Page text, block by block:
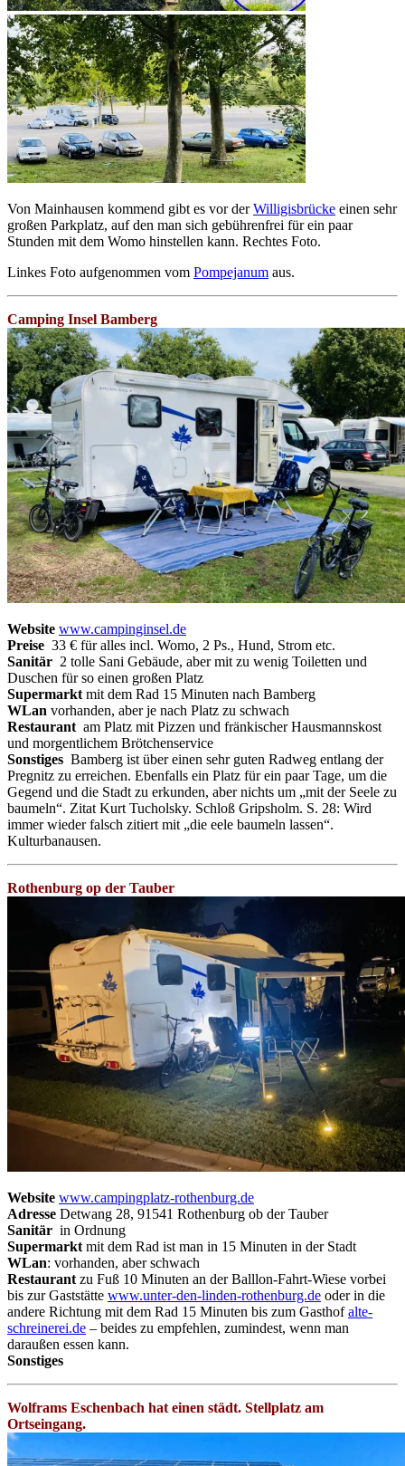
Von Mainhausen kommend gibt es vor derWilligisbrücke einen sehr
großen Parkplatz, auf den man sich gebührenfrei für ein paar
Stunden mit dem Womo hinstellen kann. Rechtes Foto.
Linkes Foto aufgenommen vom Pompejanum aus.
Camping Insel Bamberg
Website www.campinginsel.de
Preise 33 € für alles incl. Womo, 2 Ps., Hund, Strom etc.
Sanitär 2 tolle Sani Gebäude, aber mit zu wenig Toiletten und
Duschen für so einen großen Platz
Supermarktmit dem Rad 15 Minuten nach Bamberg
WLan vorhanden, aber je nach Platz zu schwach
Restaurant am Platz mit Pizzen und fränkischer Hausmannskost
und morgentlichem Brötchenservice
Sonstiges Bamberg ist über einen sehr guten Radweg entlang der
Pregnitz zu erreichen. Ebenfalls ein Platz für ein paar Tage, um die
Gegend und die Stadt zu erkunden, aber nichts um „mit der Seele zu
baumeln“. Zitat Kurt Tucholsky. Schloß Gripsholm. S. 28: Wird
immer wieder falsch zitiert mit „die eele baumeln lassen“.
Kulturbanausen.
Rothenburg op der Tauber
Website www.campingplatz-rothenburg.de
Adresse Detwang 28, 91541 Rothenburg ob der Tauber
Sanitär in Ordnung
Supermarktmit dem Rad ist man in 15 Minuten in der Stadt
WLan: vorhanden, aber schwach
Restaurantzu Fuß 10 Minuten an der Balllon-Fahrt-Wiese vorbei
bis zur Gaststätte www.unter-den-linden-rothenburg.de oder in die
andere Richtung mit dem Rad 15 Minuten bis zum Gasthofalte-
schreinerei.de – beides zu empfehlen, zumindest, wenn man
daraußen essen kann.
Sonstiges
Wolframs Eschenbach hat einen städt. Stellplatz am
Ortseingang.